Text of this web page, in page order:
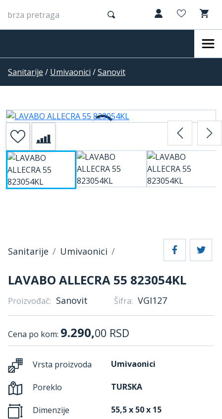
Sanitarije / Umivaonici /Sanovit
Sanitarije Umivaonici
LAVABO ALLECRA 55 823054KL
Proizvođač: Sanovit Šifra: VGI127
Cena po kom: 9.290,00 RSD
Vrsta proizvoda Umivaonici
Poreklo TURSKA
Dimenzije 55,5 x 50 x 15